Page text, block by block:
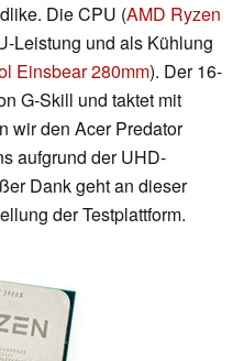
Die CPU (AMD Ryzen
Leistung und als Kühlung
Einsbear 280mm). Der 16-
G-Skill und taktet mit
wir den Acer Predator
aufgrund der UHD-
Dank geht an dieser
der Testplattform.